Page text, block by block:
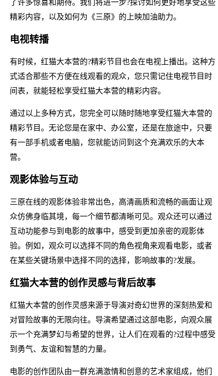
了许多惊喜和期待。我们将进一步?探讨如何更好地享受这些
精彩内容，以及如何为《三原》的上映加油助力。
电视转播
有时候，红猫大本营的?精彩节目也会在电视上播出。这种方
式适合那些不方便在线观看的观众，您只需记住电视节目时
间表，就能轻松享受红猫大本营的精彩内容。
通过以上多种方式，您完全可以随时随地享受红猫大本营的
精彩节目。无论您是在家中、办公室，还是在旅途中，只要
有一部手机或者电脑，您就能访问到这个充满欢乐的大本
营。
观影体验与互动
三原在线的观影体验非常出色，高清画质和流畅的画面让观
众仿佛身临其境，每一个细节都清晰可见。观众还可以通过
互动功能参与到电影的故事中，感受到更加亲密的观影体
验。例如，观众可以选择不同的角色视角来观看电影，或者
在某些关键场景中选择不同的选择，影响故事的?发展。
红猫大本营的创作灵感与背后故事
红猫大本营的创作灵感来源于导演对奇幻世界的深刻热爱和
对冒险故事的无限向往。导演希望通过这部电影，向观众展
示一个充满梦幻与希望的世界，让人们在观看的?过程中感受
到勇气、友谊和智慧的力量。
电影的创作团队由一群充满激情和创意的艺术家组成，他们